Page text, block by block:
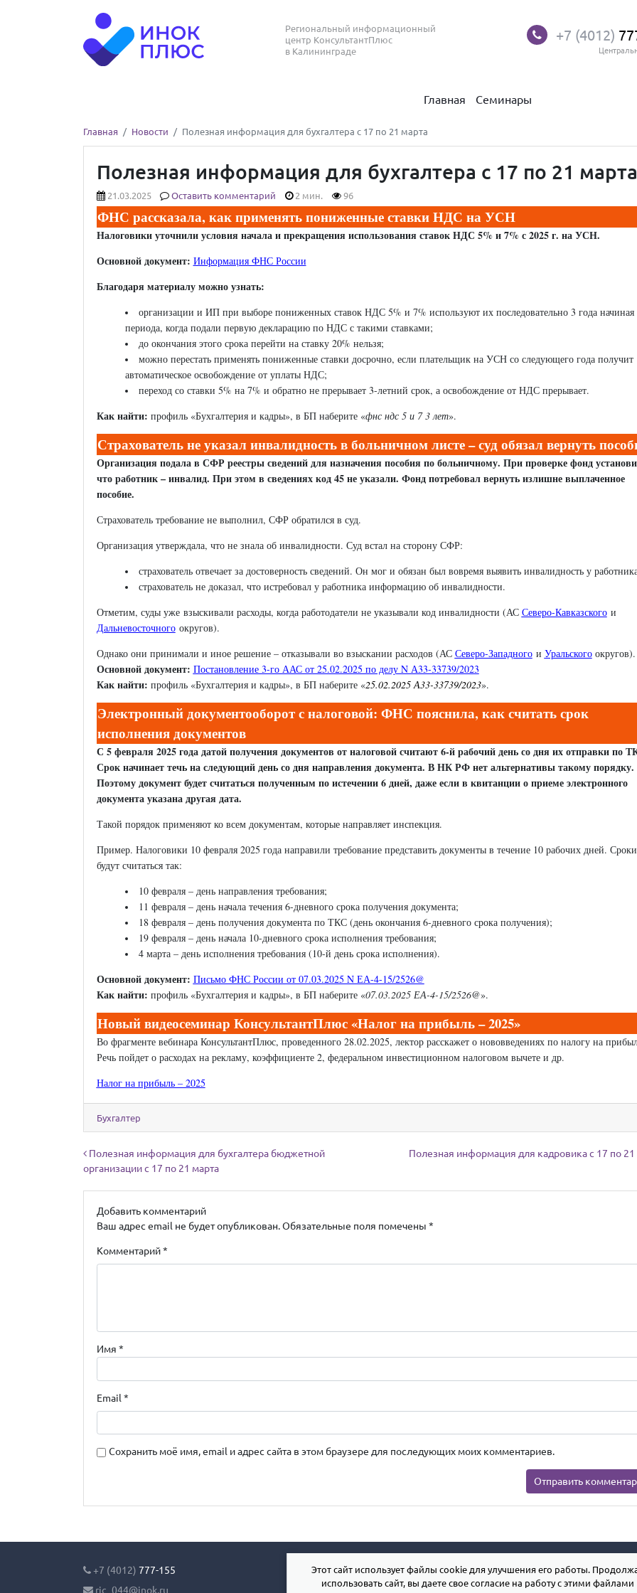
Региональный информационный
центр КонсультантПлюс
в Калининграде
+7 (4012)
Главная Семинары
Главная Новости Полезная информация для бухгалтера с 17 по 21 марта
Полезная информация для бухгалтера с 17 по 21 марта
21.03.2025 Оставить комментарий 2 мин. 96
ФНС рассказала, как применять пониженные ставки НДС на УСН
Налоговики уточнили условия начала и прекращения использования ставок НДС 5% и 7% с 2025 г. на УСН.
Основной документ: Информация ФНС России
Благодаря материалу можно узнать:
организации и ИП при выборе пониженных ставок НДС 5% и 7% используют их последовательно 3 года начиная
периода, когда подали первую декларацию по НДС с такими ставками;
до окончания этого срока перейти на ставку 20% нельзя;
можно перестать применять пониженные ставки досрочно, если плательщик на УСН со следующего года получит
автоматическое освобождение от уплаты НДС;
переход со ставки 5% на 7% и обратно не прерывает 3-летний срок, а освобождение от НДС прерывает.
Как найти: профиль «Бухгалтерия и кадры», в БП наберите «фнс ндс 5 и 7 3 лет».
Страхователь не указал инвалидность в больничном листе – суд обязал вернуть
Организация подала в СФР реестры сведений для назначения пособия по больничному. При проверке фонд
что работник – инвалид. При этом в сведениях код 45 не указали. Фонд потребовал вернуть излишне выплаченное
пособие.
Страхователь требование не выполнил, СФР обратился в суд.
Организация утверждала, что не знала об инвалидности. Суд встал на сторону СФР:
страхователь отвечает за достоверность сведений. Он мог и обязан был вовремя выявить инвалидность у
страхователь не доказал, что истребовал у работника информацию об инвалидности.
Отметим, суды уже взыскивали расходы, когда работодатели не указывали код инвалидности (АС Северо-Кавказскогои
Дальневосточногоокругов).
Однако они принимали и иное решение – отказывали во взыскании расходов (АС Северо-Западногои Уральскогоокругов).
Основной документ: Постановление 3-го ААС от 25.02.2025 по делу N А33-33739/2023
Как найти: профиль «Бухгалтерия и кадры», в БП наберите «25.02.2025 А33-33739/2023».
Электронный документооборот с налоговой: ФНС пояснила, как считать срок
исполнения документов
С 5 февраля 2025 года датой получения документов от налоговой считают 6-й рабочий день со дня их отправки по
Срок начинает течь на следующий день со дня направления документа. В НК РФ нет альтернативы такому порядку.
Поэтому документ будет считаться полученным по истечении 6 дней, даже если в квитанции о приеме электронного
документа указана другая дата.
Такой порядок применяют ко всем документам, которые направляет инспекция.
Пример. Налоговики 10 февраля 2025 года направили требование представить документы в течение 10 рабочих дней. Сроки
будут считаться так:
10 февраля – день направления требования;
11 февраля – день начала течения 6-дневного срока получения документа;
18 февраля – день получения документа по ТКС (день окончания 6-дневного срока получения);
19 февраля – день начала 10-дневного срока исполнения требования;
4 марта – день исполнения требования (10-й день срока исполнения).
Основной документ: Письмо ФНС России от 07.03.2025 N ЕА-4-15/2526@
Как найти: профиль «Бухгалтерия и кадры», в БП наберите «07.03.2025 ЕА-4-15/2526@».
Новый видеосеминар КонсультантПлюс «Налог на прибыль – 2025»
Во фрагменте вебинара КонсультантПлюс, проведенного 28.02.2025, лектор расскажет о нововведениях по налогу на
Речь пойдет о расходах на рекламу, коэффициенте 2, федеральном инвестиционном налоговом вычете и др.
Налог на прибыль – 2025
Бухгалтер
Навигация по записям
Полезная информация для бухгалтера бюджетной
организации с 17 по 21 марта
Полезная информация для кадровика с 17 по
Добавить комментарий
Ваш адрес email не будет опубликован. Обязательные поля помечены *
Комментарий*
Имя *
Email *
Сохранить моё имя, email и адрес сайта в этом браузере для последующих моих комментариев.
+7 (4012) 777-155
ric_044@inok.ru
Этот сайт использует файлы cookie для улучшения его работы.
использовать сайт, вы даете свое согласие на работу с этими файлами